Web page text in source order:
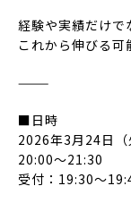
経験や実績だけで
これから伸びる可
⸻
■日時
2026年3月24日（
20:00〜21:30
受付：19:30〜